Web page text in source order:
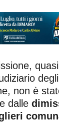
non è
dalle